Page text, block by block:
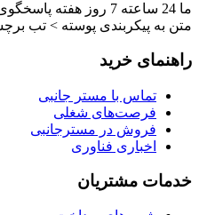
ما 24 ساعته 7 روز
متن به پیکربندی پوسته > تب
راهنمای خرید
تماس با مستر جانبی
فرصت‌های شغلی
فروش در مسترجانبی
اخباری فناوری
خدمات مشتریان